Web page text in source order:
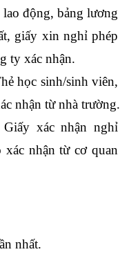
động, bảng lương
giấy xin nghỉ phép
ty xác nhận.
học sinh/sinh viên,
nhận từ nhà trường.
xác nhận nghỉ
nhận từ cơ quan
nhất.